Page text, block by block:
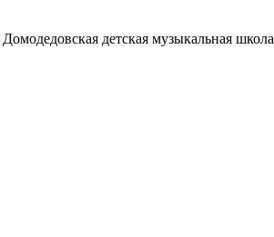
Домодедовская детская музыкальная школа